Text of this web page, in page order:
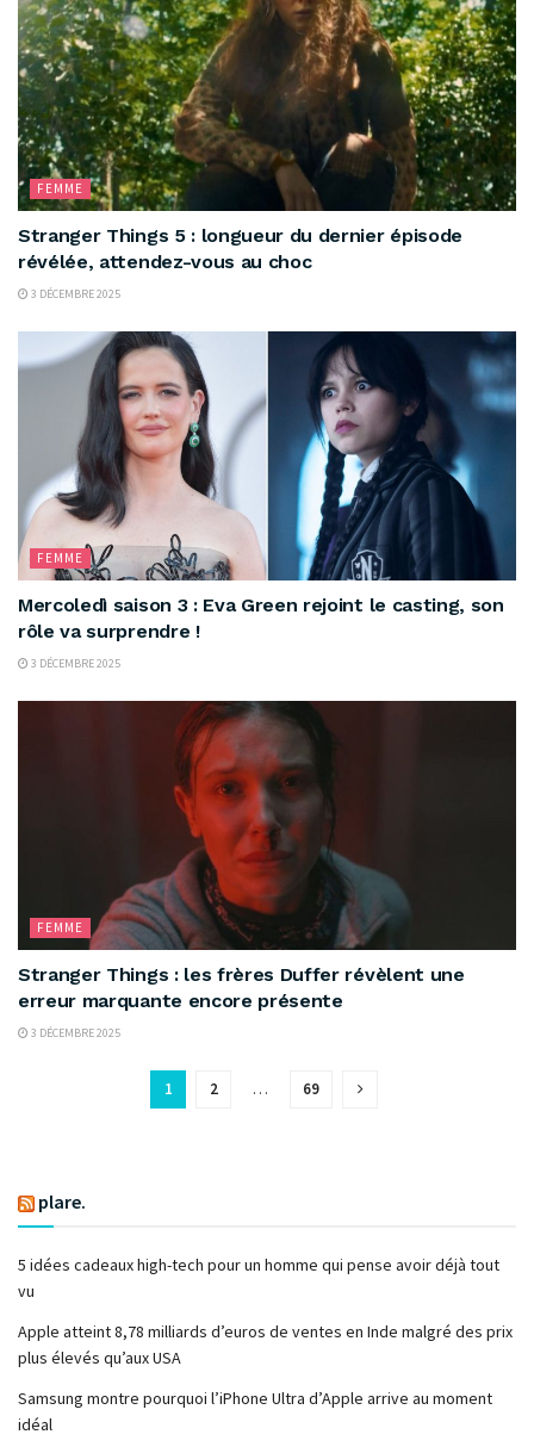
FEMME
Stranger Things 5 : longueur du dernier épisode
révélée, attendez-vous au choc
3 DÉCEMBRE 2025
FEMME
Mercoledì saison 3 : Eva Green rejoint le casting, son
rôle va surprendre !
3 DÉCEMBRE 2025
FEMME
Stranger Things : les frères Duffer révèlent une
erreur marquante encore présente
3 DÉCEMBRE 2025
1 2 … 69
plare.
5 idées cadeaux high-tech pour un homme qui pense avoir déjà tout
vu
Apple atteint 8,78 milliards d’euros de ventes en Inde malgré des prix
plus élevés qu’aux USA
Samsung montre pourquoi l’iPhone Ultra d’Apple arrive au moment
idéal